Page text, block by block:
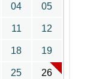
04 05
11 12
18 19
25 26